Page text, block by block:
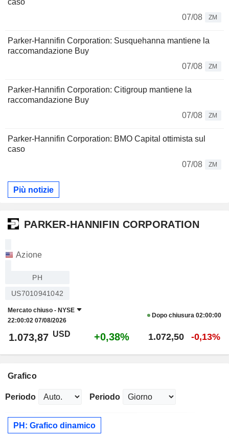
07/08
ZM
Parker-Hannifin Corporation: Susquehanna mantiene la
raccomandazione Buy
07/08
ZM
Parker-Hannifin Corporation: Citigroup mantiene la
raccomandazione Buy
07/08
ZM
Parker-Hannifin Corporation: BMO Capital ottimista sul
caso
07/08
ZM
Più notizie
PARKER-HANNIFIN CORPORATION
Azione
PH
US7010941042
Mercato chiuso - NYSE
22:00:02 07/08/2026
Dopo chiusura 02:00:00
1.073,87 USD +0,38% 1.072,50 -0,13%
Grafico
Periodo Periodo
PH: Grafico dinamico